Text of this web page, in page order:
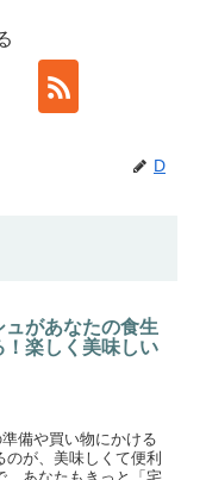
D
があなたの食生
！楽しく美味しい
備や買い物にかける
が、美味しくて便利